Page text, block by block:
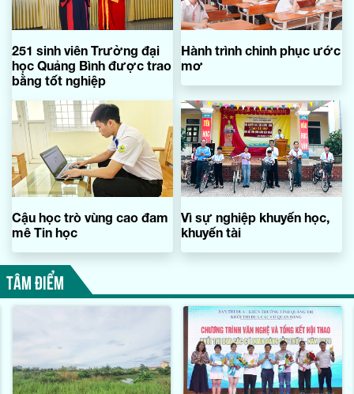
251 sinh viên Trường đại
học Quảng Bình được trao
bằng tốt nghiệp
Hành trình chinh phục ước
mơ
Cậu học trò vùng cao đam
mê Tin học
Vì sự nghiệp khuyến học,
khuyến tài
TÂM ĐIỂM